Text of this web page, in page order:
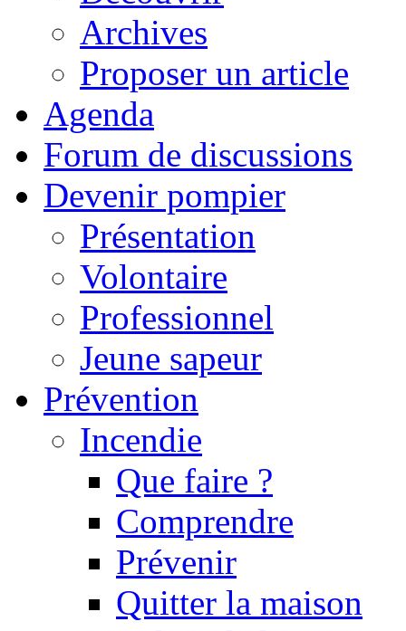
Archives
Proposer un article
Agenda
Forum de discussions
Devenir pompier
Présentation
Volontaire
Professionnel
Jeune sapeur
Prévention
Incendie
Que faire ?
Comprendre
Prévenir
Quitter la maison